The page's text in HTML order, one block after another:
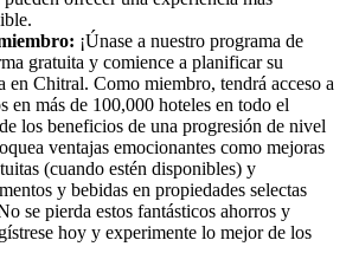
¡Únase a nuestro programa de
gratuita y comience a planificar su
en Chitral. Como miembro, tendrá acceso a
en más de 100,000 hoteles en todo el
los beneficios de una progresión de nivel
ventajas emocionantes como mejoras
(cuando estén disponibles) y
y bebidas en propiedades selectas
se pierda estos fantásticos ahorros y
hoy y experimente lo mejor de los